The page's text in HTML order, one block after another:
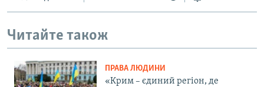
Читайте також
ПРАВА ЛЮДИНИ
«Крим – єдиний регіон, де